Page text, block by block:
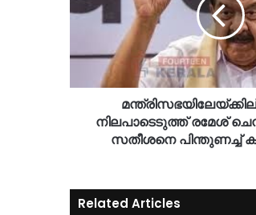
നിലപാടെടുത്ത് രമേശ്
സതീശനെ പിന്തുണച്ച്
Related Articles